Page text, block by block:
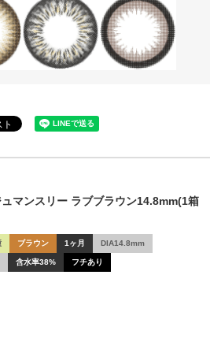
マンスリー ラブブラウン14.8mm(1箱
ブラウン 1ヶ月 DIA14.8mm
含水率38% フチあり